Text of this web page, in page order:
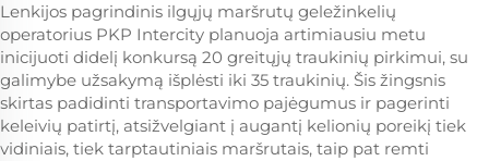
Lenkijos pagrindinis ilgųjų maršrutų geležinkelių
operatorius PKP Intercity planuoja artimiausiu metu
inicijuoti didelį konkursą 20 greitųjų traukinių pirkimui, su
galimybe užsakymą išplėsti iki 35 traukinių. Šis žingsnis
skirtas padidinti transportavimo pajėgumus ir pagerinti
keleivių patirtį, atsižvelgiant į augantį kelionių poreikį tiek
vidiniais, tiek tarptautiniais maršrutais, taip pat remti